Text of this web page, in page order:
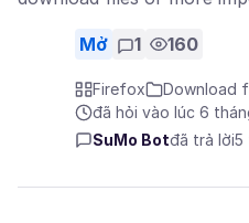
Mở 1 160
Firefox
Download
đã hỏi vào lúc 6
SuMo Botđã trả lời5